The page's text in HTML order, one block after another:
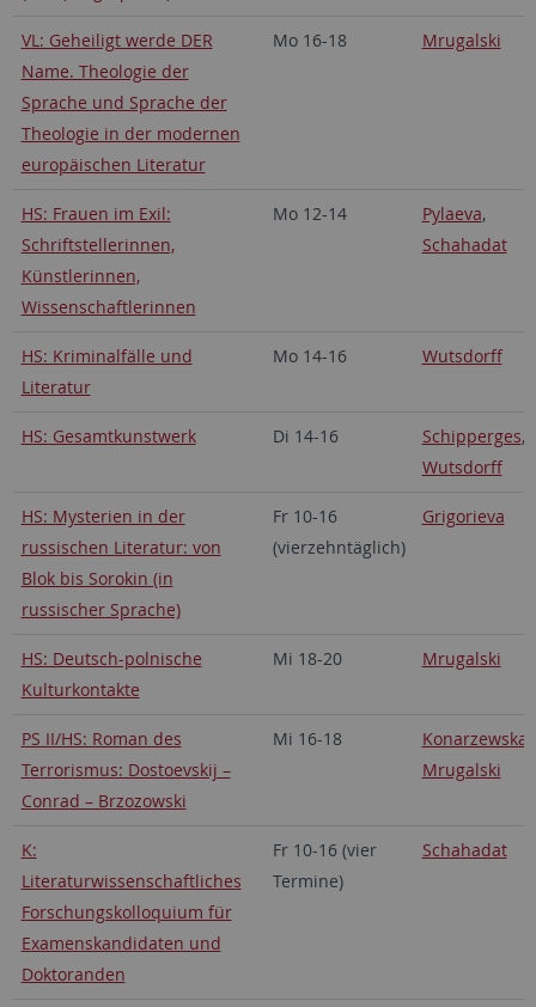
VL: Geheiligt werde DER
Name. Theologie der
Sprache und Sprache der
Theologie in der modernen
europäischen Literatur
Mo 16-18 Mrugalski
HS: Frauen im Exil:
Schriftstellerinnen,
Künstlerinnen,
Wissenschaftlerinnen
Mo 12-14 Pylaeva,
Schahadat
HS: Kriminalfälle und
Literatur
Mo 14-16 Wutsdorff
HS: Gesamtkunstwerk Di 14-16 Schipperges,
Wutsdorff
HS: Mysterien in der
russischen Literatur: von
Blok bis Sorokin (in
russischer Sprache)
Fr 10-16
(vierzehntäglich)
Grigorieva
HS: Deutsch-polnische
Kulturkontakte
Mi 18-20 Mrugalski
PS II/HS: Roman des
Terrorismus: Dostoevskij –
Conrad – Brzozowski
Mi 16-18 Konarzewska
Mrugalski
K:
Literaturwissenschaftliches
Forschungskolloquium für
Examenskandidaten und
Doktoranden
Fr 10-16 (vier
Termine)
Schahadat